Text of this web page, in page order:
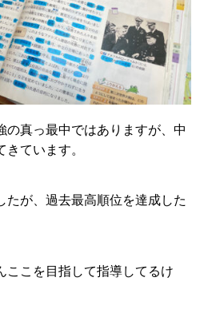
の真っ最中ではありますが、中
ています。
たが、過去最高順位を達成した
ここを目指して指導してるけ